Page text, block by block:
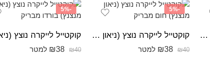
קוקטייל לייקרה נוצץ (ניאון מנצנץ) אפור עם מבריק כסף
-5%
קוקטייל לייקרה נוצץ (ניאון מנצנץ) חום מבריק
₪40
₪38 למטר
-5%
₪40
₪38 למטר